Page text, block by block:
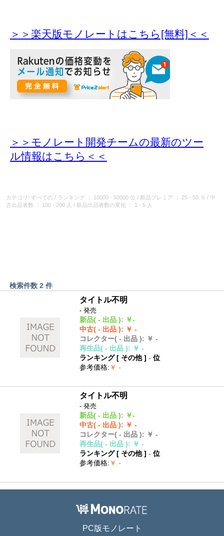
＞＞楽天版モノレートはこちら[無料]＜＜
＞＞モノレート開発チームの最新のツー
ル情報はこちら＜＜
カテゴリ: すべての / ランキング ： 10000 - 50000 位 / 新品プレミア ： 25 - 50 ％ / 中
古出品者数
： 100 - 200 人 / 新品出品者数の変化 ： 1 - 5 人
検索件数 2 件
タイトル不明
- 発売
新品( - 出品 ): ￥-
中古( - 出品 ): ￥ -
コレクター( - 出品 ): ￥ -
再生品( - 出品 ): ￥ -
ランキング [ その他]- 位
参考価格: ￥ -
タイトル不明
- 発売
新品( - 出品 ): ￥-
中古( - 出品 ): ￥ -
コレクター( - 出品 ): ￥ -
再生品( - 出品 ): ￥ -
ランキング [ その他]- 位
参考価格: ￥ -
PC版モノレート